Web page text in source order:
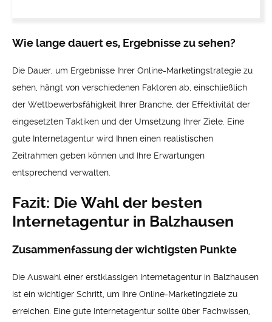
Wie lange dauert es, Ergebnisse zu sehen?
Die Dauer, um Ergebnisse Ihrer Online-Marketingstrategie zu
sehen, hängt von verschiedenen Faktoren ab, einschließlich
der Wettbewerbsfähigkeit Ihrer Branche, der Effektivität der
eingesetzten Taktiken und der Umsetzung Ihrer Ziele. Eine
gute Internetagentur wird Ihnen einen realistischen
Zeitrahmen geben können und Ihre Erwartungen
entsprechend verwalten.
Fazit: Die Wahl der besten
Internetagentur in Balzhausen
Zusammenfassung der wichtigsten Punkte
Die Auswahl einer erstklassigen Internetagentur in Balzhausen
ist ein wichtiger Schritt, um Ihre Online-Marketingziele zu
erreichen. Eine gute Internetagentur sollte über Fachwissen,